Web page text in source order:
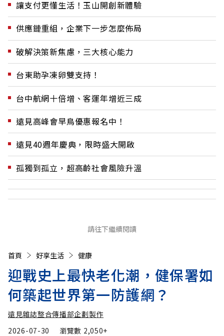
讓支付更懂生活！玉山開創新體驗
供應鏈重組，企業下一步怎麼佈局
破解決策新焦慮，三大核心能力
台東助孕凍卵雙支持！
台中航網十倍增、客運年增近三成
遠見高峰會早鳥優惠報名中！
遠見40週年慶典，限時盛大開啟
孤獨到孤立，超高齡社會風險升溫
請往下繼續閱讀
首頁 好享生活 健康
迎戰史上最快老化潮，健保署如
何築起世界第一防護網？
遠見雜誌整合傳播部企劃製作
2026-07-30
瀏覽數 2,050+